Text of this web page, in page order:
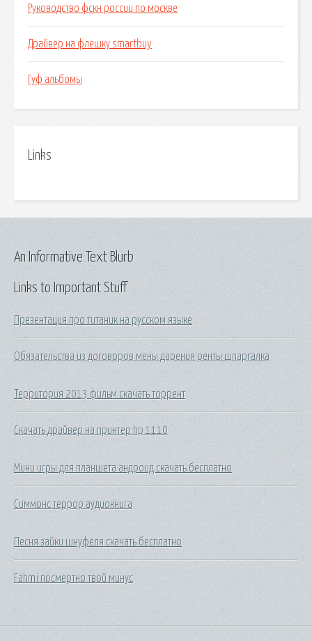
Руководство фскн россии по москве
Драйвер на флешку smartbuy
Гуф альбомы
Links
Links to Important Stuff
Презентация про титаник на русском языке
Обязательства из договоров мены дарения ренты шпаргалка
Территория 2013 фильм скачать торрент
Скачать драйвер на принтер hp 1110
Мини игры для планшета андроид скачать бесплатно
Симмонс террор аудиокнига
Песня зайки шнуфеля скачать бесплатно
Fahmi посмертно твой минус
An Informative Text Blurb